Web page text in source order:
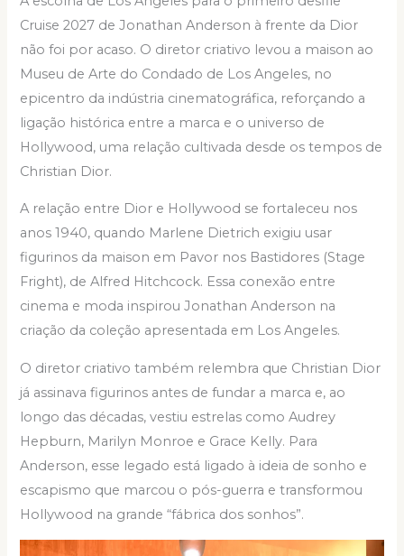
Cruise 2027 de Jonathan Anderson à frente da Dior
não foi por acaso. O diretor criativo levou a maison ao
Museu de Arte do Condado de Los Angeles, no
epicentro da indústria cinematográfica, reforçando a
ligação histórica entre a marca e o universo de
Hollywood, uma relação cultivada desde os tempos de
Christian Dior.
A relação entre Dior e Hollywood se fortaleceu nos
anos 1940, quando Marlene Dietrich exigiu usar
figurinos da maison em Pavor nos Bastidores (Stage
Fright), de Alfred Hitchcock. Essa conexão entre
cinema e moda inspirou Jonathan Anderson na
criação da coleção apresentada em Los Angeles.
O diretor criativo também relembra que Christian Dior
já assinava figurinos antes de fundar a marca e, ao
longo das décadas, vestiu estrelas como Audrey
Hepburn, Marilyn Monroe e Grace Kelly. Para
Anderson, esse legado está ligado à ideia de sonho e
escapismo que marcou o pós-guerra e transformou
Hollywood na grande “fábrica dos sonhos”.